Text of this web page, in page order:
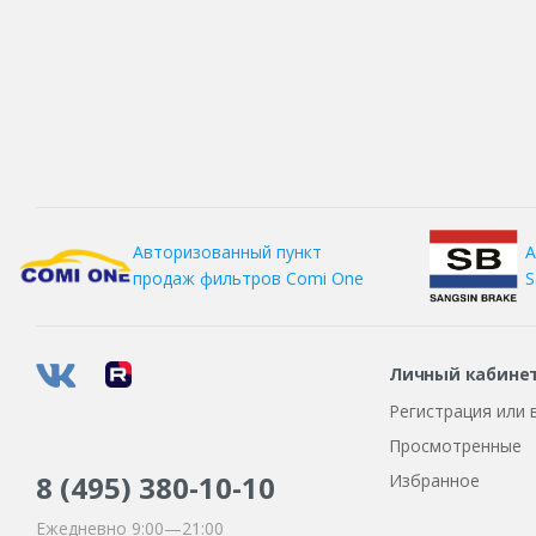
Авторизованный пункт
продаж фильтров Comi One
8 (495) 380-10-10
Ежедневно 9:00—21:00
Личный
Регистрация или
Просмотренные
Избранное